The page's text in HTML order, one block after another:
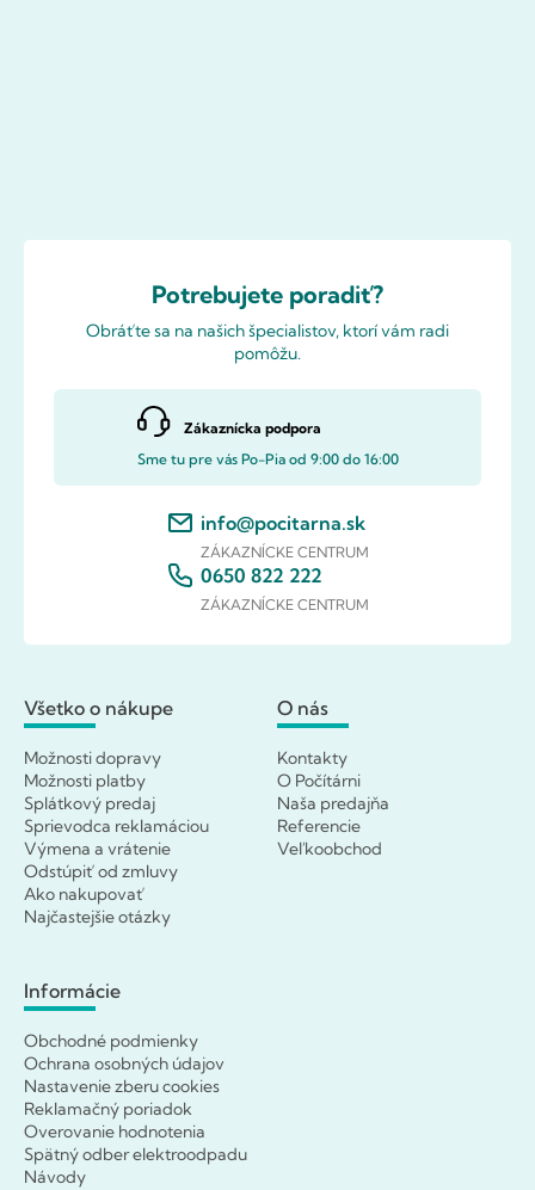
Potrebujete poradiť?
Obráťte sa na našich špecialistov, ktorí vám radi
pomôžu.
Zákaznícka podpora
Sme tu pre vás Po-Pia od 9:00 do 16:00
info@pocitarna.sk
ZÁKAZNÍCKE CENTRUM
0650 822 222
ZÁKAZNÍCKE CENTRUM
Všetko o nákupe
Možnosti dopravy
Možnosti platby
Splátkový predaj
Sprievodca reklamáciou
Výmena a vrátenie
Odstúpiť od zmluvy
Ako nakupovať
Najčastejšie otázky
O nás
Kontakty
O Počítárni
Naša predajňa
Referencie
Veľkoobchod
Informácie
Obchodné podmienky
Ochrana osobných údajov
Nastavenie zberu cookies
Reklamačný poriadok
Overovanie hodnotenia
Spätný odber elektroodpadu
Návody